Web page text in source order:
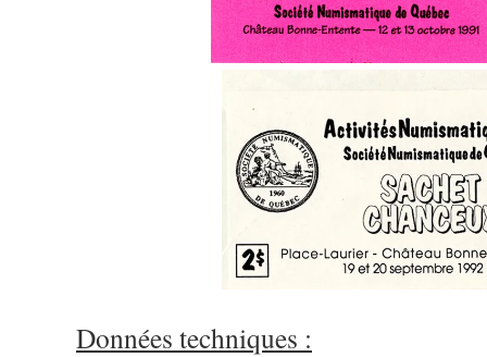
Données techniques :